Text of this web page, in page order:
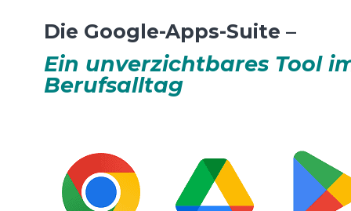
Die Google-Apps-Suite –
Ein unverzichtbares Tool
Berufsalltag